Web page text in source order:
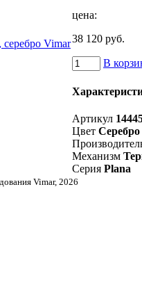
цена:
38 120 руб.
В
Артикул
Цвет Серебро
Механизм
Серия Plana
Vimar, 2026